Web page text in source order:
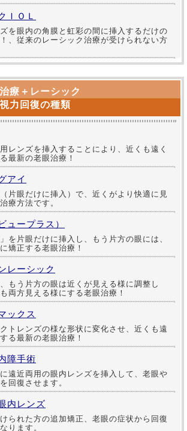
ＩＯＬ
ズを眼内の角膜と虹彩の間に挿入するだけの
、従来のレーシック治療が受けられない方
療＋レーシック
力回復の種類
レンズを挿入することにより、近くも遠く
最新の老眼治療！
アイ
片眼だけに挿入）で、近くがより快適に見
療方法です。
ュープラス）
を片眼だけに挿入し、もう片方の眼には、
矯正する老眼治療！
レーシック
もう片方の眼は近くが見える様に調整し
両方見える様にする老眼治療！
ックス
トレンズの様な形状に変化させ、近くも遠
る最新の老眼治療！
障手術
遠近両用の眼内レンズを挿入して、老眼や
回復させます。
内レンズ
られた方の追加矯正、老眼の症状から回復
ります。